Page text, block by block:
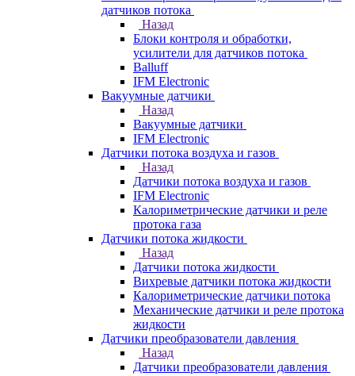
датчиков потока
Назад
Блоки контроля и обработки,
усилители для датчиков потока
Balluff
IFM Electronic
Вакуумные датчики
Назад
Вакуумные датчики
IFM Electronic
Датчики потока воздуха и газов
Назад
Датчики потока воздуха и газов
IFM Electronic
Калориметрические датчики и реле
протока газа
Датчики потока жидкости
Назад
Датчики потока жидкости
Вихревые датчики потока жидкости
Калориметрические датчики потока
Механические датчики и реле протока
жидкости
Датчики преобразователи давления
Назад
Датчики преобразователи давления